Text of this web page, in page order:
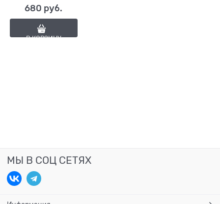
680 руб.
В КОРЗИНУ
МЫ В СОЦ СЕТЯХ